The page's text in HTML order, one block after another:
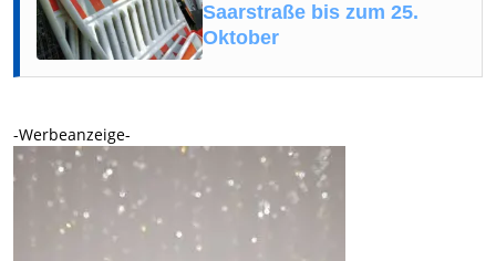
Saarstraße bis zum 25.
Oktober
-Werbeanzeige-